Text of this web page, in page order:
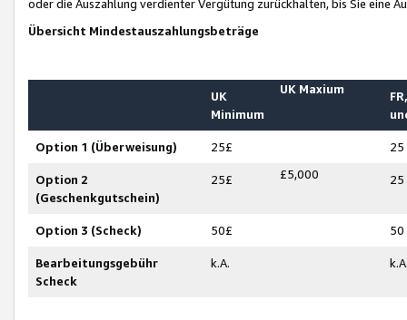
oder die Auszahlung verdienter Vergütung zurückhalten, bis Sie
Übersicht Mindestauszahlungsbeträge
UK
Minimum
UK Maxium
Option 1 (Überweisung) 25£ 25
Option 2
(Geschenkgutschein)
25£ £5,000 25
Option 3 (Scheck) 50£ 50
Bearbeitungsgebühr
Scheck
k.A.